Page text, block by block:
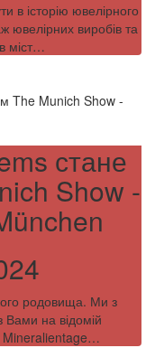
в історію ювелірного
ювелірних виробів та
міст…
стане
Show -
родовища. Ми з
Вами на відомій
Mineralientage…